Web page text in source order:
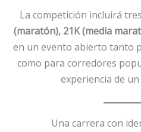
La competición incluirá
(maratón), 21K (media
en un evento abierto tanto
como para corredores
experiencia de
Una carrera con